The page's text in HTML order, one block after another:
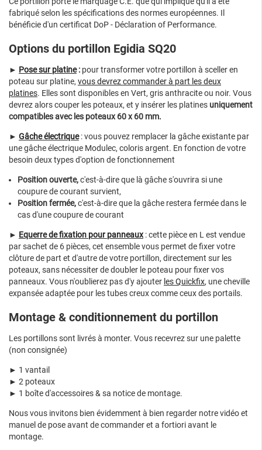
fabriqué selon les spécifications des normes européennes. Il
bénéficie d'un certificat DoP - Déclaration of Performance.
Options du portillon Egidia SQ20
► Pose sur platine: pour transformer votre portillon à sceller en
poteau sur platine, vous devrez commander à part les deux
platines. Elles sont disponibles en Vert, gris anthracite ou noir. Vous
devrez alors couper les poteaux, et y insérer les platines uniquement
compatibles avec les poteaux 60 x 60 mm.
► Gâche électrique: vous pouvez remplacer la gâche existante par
une gâche électrique Modulec, coloris argent. En fonction de votre
besoin deux types d'option de fonctionnement
Position ouverte,c'est-à-dire que là gâche s'ouvrira si une
coupure de courant survient,
Position fermée,c'est-à-dire que la gâche restera fermée dans le
cas d'une coupure de courant
► Equerre de fixation pour panneaux :cette pièce en L est vendue
par sachet de 6 pièces, cet ensemble vous permet de fixer votre
clôture de part et d'autre de votre portillon, directement sur les
poteaux, sans nécessiter de doubler le poteau pour fixer vos
panneaux. Vous n'oublierez pas d'y ajouter les Quickfix, une cheville
expansée adaptée pour les tubes creux comme ceux des portails.
Montage & conditionnement du portillon
Les portillons sont livrés à monter. Vous recevrez sur une palette
(non consignée)
► 1 vantail
► 2 poteaux
► 1 boîte d'accessoires & sa notice de montage.
Nous vous invitons bien évidemment à bien regarder notre vidéo et
manuel de pose avant de commander et a fortiori avant le
montage.